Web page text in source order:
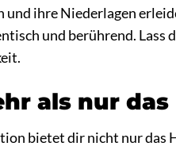
ihre Niederlagen
und berührend.
als nur
bietet dir nicht nur